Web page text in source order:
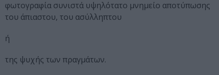
φωτογραφία συνιστά υψηλότατο μνημείο αποτύπωσης
του άπιαστου, του ασύλληπτου
ή
της ψυχής των πραγμάτων.